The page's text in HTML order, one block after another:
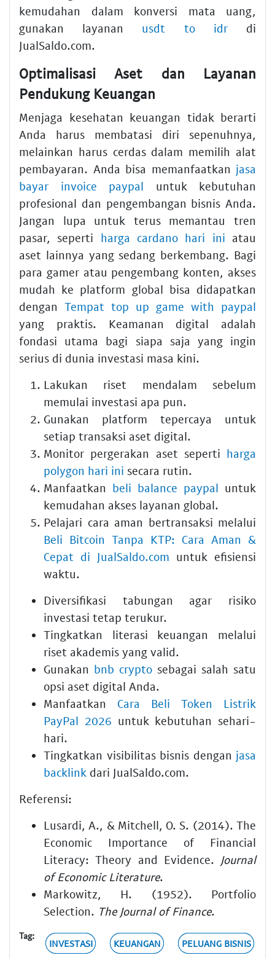
kemudahan dalam konversi mata uang,
gunakan layanan usdt to idrdi
JualSaldo.com.
Optimalisasi Aset dan Layanan
Pendukung Keuangan
Menjaga kesehatan keuangan tidak berarti
Anda harus membatasi diri sepenuhnya,
melainkan harus cerdas dalam memilih alat
pembayaran. Anda bisa memanfaatkan jasa
bayar invoice paypal untuk kebutuhan
profesional dan pengembangan bisnis Anda.
Jangan lupa untuk terus memantau tren
pasar, seperti harga cardano hari ini atau
aset lainnya yang sedang berkembang. Bagi
para gamer atau pengembang konten, akses
mudah ke platform global bisa didapatkan
dengan Tempat top up game with paypal
yang praktis. Keamanan digital adalah
fondasi utama bagi siapa saja yang ingin
serius di dunia investasi masa kini.
Lakukan riset mendalam sebelum
memulai investasi apa pun.
Gunakan platform tepercaya untuk
setiap transaksi aset digital.
Monitor pergerakan aset seperti harga
polygon hari ini secara rutin.
Manfaatkan beli balance paypal untuk
kemudahan akses layanan global.
Pelajari cara aman bertransaksi melalui
Beli Bitcoin Tanpa KTP: Cara Aman &
Cepat di JualSaldo.com untuk efisiensi
waktu.
Diversifikasi tabungan agar risiko
investasi tetap terukur.
Tingkatkan literasi keuangan melalui
riset akademis yang valid.
Gunakan bnb crypto sebagai salah satu
opsi aset digital Anda.
Manfaatkan Cara Beli Token Listrik
PayPal 2026 untuk kebutuhan sehari-
hari.
Tingkatkan visibilitas bisnis dengan jasa
backlink dari JualSaldo.com.
Referensi:
Lusardi, A., & Mitchell, O. S. (2014). The
Economic Importance of Financial
Literacy: Theory and Evidence. Journal
of Economic Literature.
Markowitz, H. (1952). Portfolio
Selection. The Journal of Finance.
Tag:
INVESTASI KEUANGAN PELUANG BISNIS